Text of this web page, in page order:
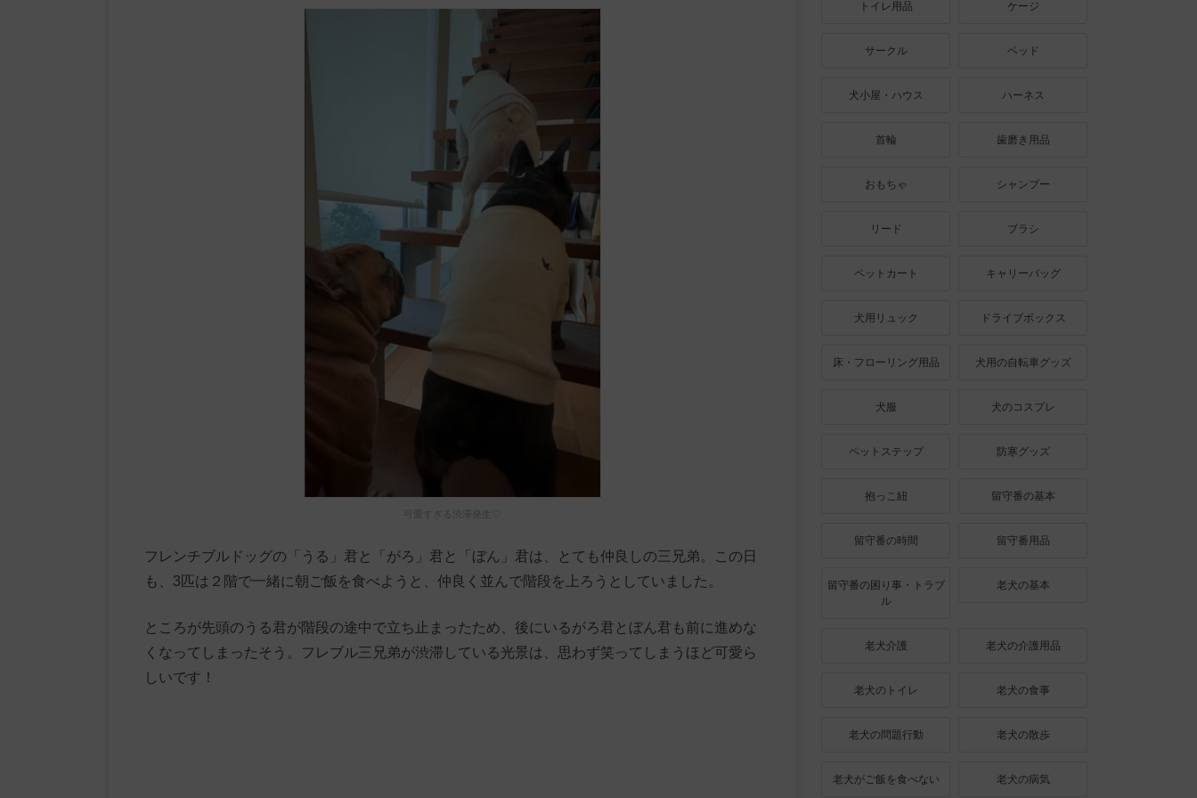
フレンチブルドッグの「うる」君と「がろ」君と「ぼん」君は、とても仲良しの三兄弟。この日
も、3匹は２階で一緒に朝ご飯を食べようと、仲良く並んで階段を上ろうとしていました。
ところが先頭のうる君が階段の途中で立ち止まったため、後にいるがろ君とぼん君も前に進めな
くなってしまったそう。フレブル三兄弟が渋滞している光景は、思わず笑ってしまうほど可愛ら
しいです！
トイレ用品 ケージ
サークル ベッド
犬小屋・ハウス ハーネス
首輪 歯磨き用品
おもちゃ シャンプー
リード ブラシ
ペットカート キャリーバッグ
犬用リュック ドライブボックス
床・フローリング用品 犬用の自転車グッズ
犬服 犬のコスプレ
ペットステップ 防寒グッズ
抱っこ紐 留守番の基本
留守番の時間 留守番用品
留守番の困り事・トラブ
ル
老犬の基本
老犬介護 老犬の介護用品
老犬のトイレ 老犬の食事
老犬の問題行動 老犬の散歩
老犬がご飯を食べない 老犬の病気